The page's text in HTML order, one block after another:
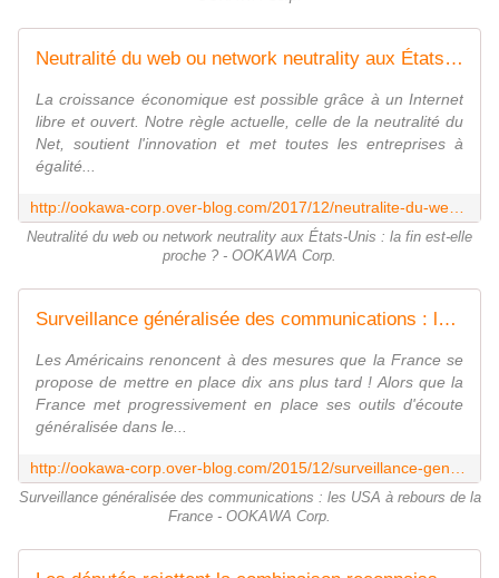
Neutralité du web ou network neutrality aux États-Unis : la fin est-elle proche ? - OOKAWA Corp.
La croissance économique est possible grâce à un Internet
libre et ouvert. Notre règle actuelle, celle de la neutralité du
Net, soutient l'innovation et met toutes les entreprises à
égalité...
Neutralité du web ou network neutrality aux États-Unis : la fin est-elle
proche ? - OOKAWA Corp.
Surveillance généralisée des communications : les USA à rebours de la France - OOKAWA Corp.
Les Américains renoncent à des mesures que la France se
propose de mettre en place dix ans plus tard ! Alors que la
France met progressivement en place ses outils d'écoute
généralisée dans le...
Surveillance généralisée des communications : les USA à rebours de la
France - OOKAWA Corp.